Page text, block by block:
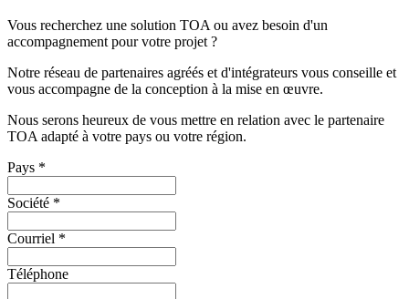
Vous recherchez une solution TOA ou avez besoin d'un
accompagnement pour votre projet ?
Notre réseau de partenaires agréés et d'intégrateurs vous conseille et
vous accompagne de la conception à la mise en œuvre.
Nous serons heureux de vous mettre en relation avec le partenaire
TOA adapté à votre pays ou votre région.
Pays *
Société *
Courriel *
Téléphone